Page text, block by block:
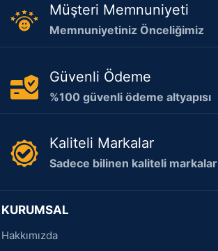
Müşteri Memnuniyeti
Memnuniyetiniz Önceliğimiz
Güvenli Ödeme
%100 güvenli ödeme altyapısı
Kaliteli Markalar
Sadece bilinen kaliteli markalar
KURUMSAL
Hakkımızda